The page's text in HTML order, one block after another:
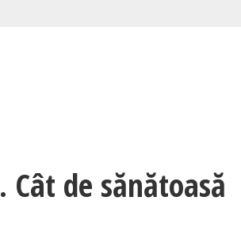
de sănătoasă